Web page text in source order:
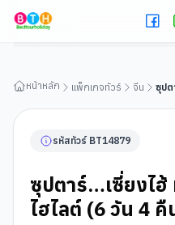
2026
หน้าหลัก แพ็กเกจทัวร์ จีน ซุปต
รหัสทัวร์ BT14879
ซุปตาร์…เซี่ยงไฮ้
ไฮไลต์ (6 วัน 4